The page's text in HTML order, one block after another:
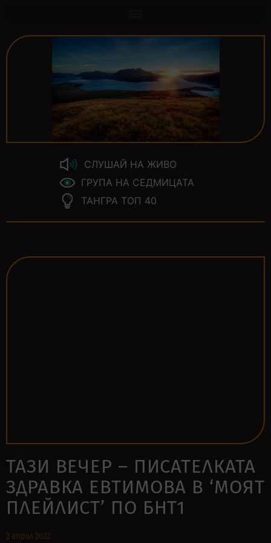
СЛУШАЙ НА ЖИВО
ГРУПА НА СЕДМИЦАТА
ТАНГРА ТОП 40
ТАЗИ ВЕЧЕР – ПИСАТЕЛКАТА
ЗДРАВКА ЕВТИМОВА В ‘МОЯТ
ПЛЕЙЛИСТ’ ПО БНТ1
2 април 2022